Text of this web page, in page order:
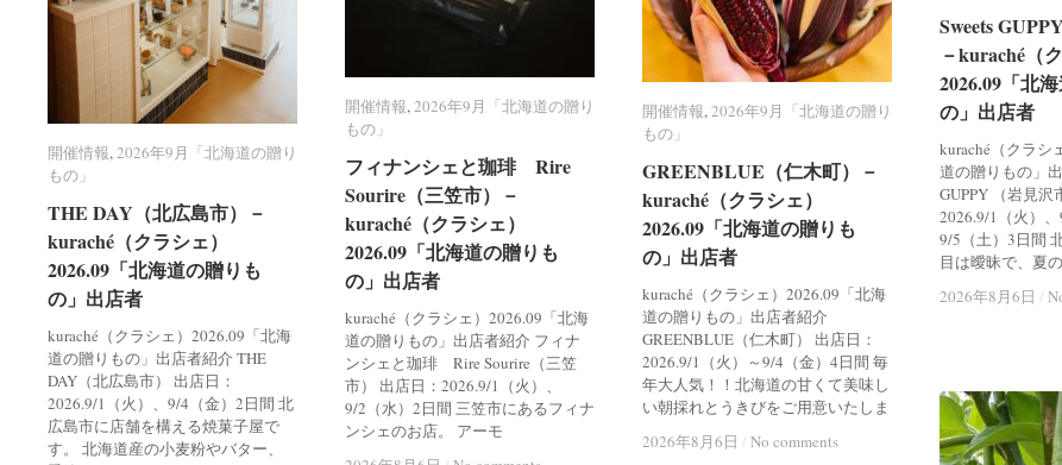
開催情報,2026年9月「北海道の贈り
もの」
THE DAY（北広島市）－
kuraché（クラシェ）
2026.09「北海道の贈りも
の」出店者
kuraché（クラシェ）2026.09「北海
道の贈りもの」出店者紹介 THE
DAY（北広島市） 出店日：
2026.9/1（火）、9/4（金）2日間 北
広島市に店舗を構える焼菓子屋で
す。 北海道産の小麦粉やバター、
開催情報 2026年9月「北海道の贈り
もの」
THE DAY（北広島市）－
kuraché（クラシェ）
2026.09「北海道の贈りも
の」出店者
開催情報,2026年9月「北海道の贈り
もの」
フィナンシェと珈琲 Rire
Sourire（三笠市）－
kuraché（クラシェ）
2026.09「北海道の贈りも
の」出店者
kuraché（クラシェ）2026.09「北海
道の贈りもの」出店者紹介 フィナ
ンシェと珈琲 Rire Sourire（三笠
市） 出店日：2026.9/1（火）、
9/2（水）2日間 三笠市にあるフィナ
ンシェのお店。 アーモ
開催情報 2026年9月「北海道の贈り
もの」
フィナンシェと珈琲 Rire
Sourire（三笠市）－
kuraché（クラシェ）
2026.09「北海道の贈りも
の」出店者
開催情報,2026年9月「北海道の贈り
もの」
GREENBLUE（仁木町）－
kuraché（クラシェ）
2026.09「北海道の贈りも
の」出店者
kuraché（クラシェ）2026.09「北海
道の贈りもの」出店者紹介
GREENBLUE（仁木町） 出店日：
2026.9/1（火）～9/4（金）4日間 毎
年大人気！！北海道の甘くて美味し
い朝採れとうきびをご用意いたしま
2026年8月6日 / No comments
開催情報 2026年9月「北海道の贈り
もの」
GREENBLUE（仁木町）－
kuraché（クラシェ）
2026.09「北海道の贈りも
の」出店者
2026年8月6日 / No comments
Sweets
－kuraché（
2026.09「北
の」出店者
kuraché（クラシ
道の贈りもの」
GUPPY （岩見沢
2026.9/1（火）、
9/5（土）3日間
目は曖昧で、夏
2026年8月6日 /
Sweets
－kuraché（
2026.09「北
の」出店者
2026年8月6日 /